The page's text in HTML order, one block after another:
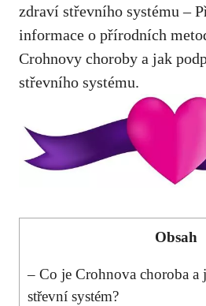
zdraví ‌střevního⁤ systému –
⁣informace o přírodních
Crohnovy choroby a jak
střevního systému.
Obsah
– Co ‌je Crohnova⁢ choroba
střevní systém?